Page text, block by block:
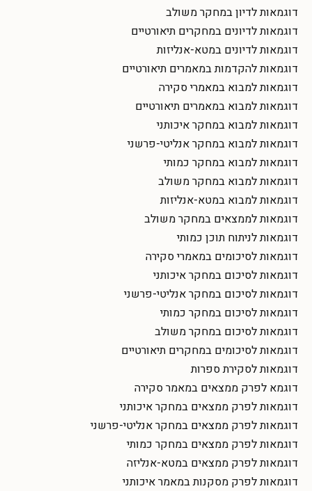
דוגמאות לדיון במחקר משולב
דוגמאות לדיונים במחקרים תיאורטיים
דוגמאות לדיונים במטא-אנליזות
דוגמאות להקדמות במאמרים תיאורטיים
דוגמאות למבוא במאמרי סקירה
דוגמאות למבוא במאמרים תיאורטיים
דוגמאות למבוא במחקר איכותני
דוגמאות למבוא במחקר אנליטי-פרשני
דוגמאות למבוא במחקר כמותי
דוגמאות למבוא במחקר משולב
דוגמאות למבוא במטא-אנליזות
דוגמאות לממצאים במחקר משולב
דוגמאות לניתוח תוכן כמותי
דוגמאות לסיכומים במאמרי סקירה
דוגמאות לסיכום במחקר איכותני
דוגמאות לסיכום במחקר אנליטי-פרשני
דוגמאות לסיכום במחקר כמותי
דוגמאות לסיכום במחקר משולב
דוגמאות לסיכומים במחקרים תיאורטיים
דוגמאות לסקירת ספרות
דוגמא לפרק ממצאים במאמר סקירה
דוגמאות לפרק ממצאים במחקר איכותני
דוגמאות לפרק ממצאים במחקר אנליטי-פרשני
דוגמאות לפרק ממצאים במחקר כמותי
דוגמאות לפרק ממצאים במטא-אנליזה
דוגמאות לפרק מסקנות במאמר איכותני